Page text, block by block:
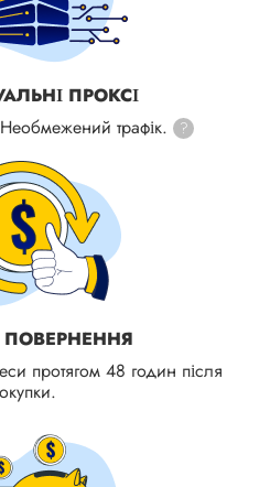
ПРОКСІ
трафік.
?
ПОВЕРНЕННЯ
протягом 48 годин після